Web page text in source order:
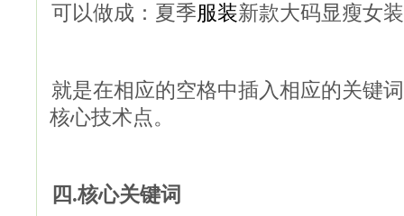
可以做成：夏季服装新款大码显瘦女装
就是在相应的空格中插入相应的关键
核心技术点。
四.核心关键词